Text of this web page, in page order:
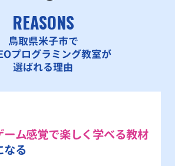
REASONS
鳥取県米子市で
プログラミング教室が
選ばれる理由
ーム感覚で楽しく学べる教材
なる